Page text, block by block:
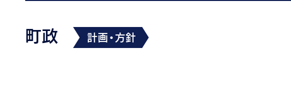
町政 計画・方針